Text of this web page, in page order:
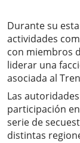
Durante su
actividades
con miembros
liderar una
asociada al
Las
participación
serie de
distintas